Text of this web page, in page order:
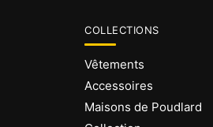
COLLECTIONS
Vêtements
Accessoires
Maisons de Poudlard